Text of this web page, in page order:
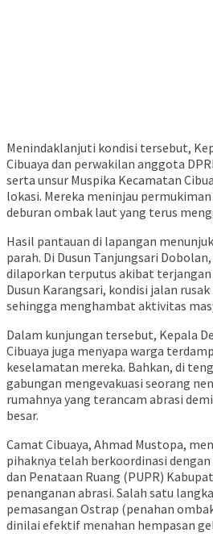
Menindaklanjuti kondisi tersebut,
Cibuaya dan perwakilan anggota
serta unsur Muspika Kecamatan
lokasi. Mereka meninjau
deburan ombak laut yang terus
Hasil pantauan di lapangan
parah. Di Dusun Tanjungsari
dilaporkan terputus akibat terjangan
Dusun Karangsari, kondisi jalan
sehingga menghambat aktivitas
Dalam kunjungan tersebut, Kepala
Cibuaya juga menyapa warga
keselamatan mereka. Bahkan, di
gabungan mengevakuasi seorang
rumahnya yang terancam abrasi
besar.
Camat Cibuaya, Ahmad Mustopa,
pihaknya telah berkoordinasi
dan Penataan Ruang (PUPR)
penanganan abrasi. Salah satu
pemasangan Ostrap (penahan
dinilai efektif menahan hempasan